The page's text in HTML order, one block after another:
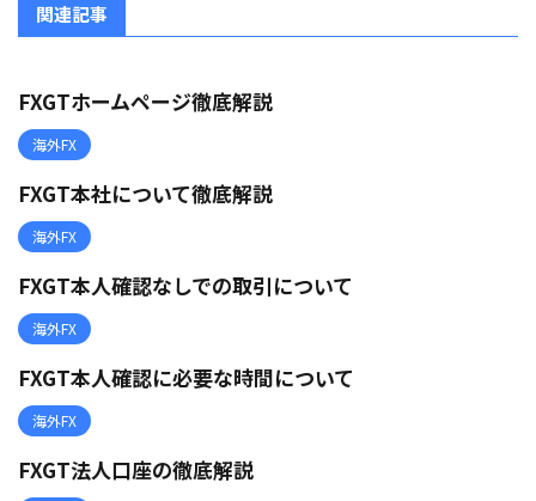
関連記事
FXGTホームページ徹底解説
海外FX
FXGT本社について徹底解説
海外FX
FXGT本人確認なしでの取引について
海外FX
FXGT本人確認に必要な時間について
海外FX
FXGT法人口座の徹底解説